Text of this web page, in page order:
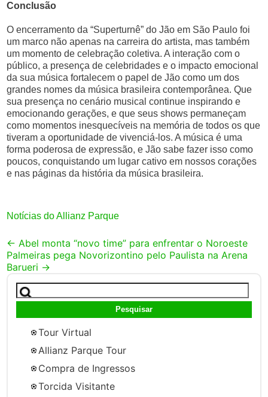
Conclusão
O encerramento da “Superturnê” do Jão em São Paulo foi
um marco não apenas na carreira do artista, mas também
um momento de celebração coletiva. A interação com o
público, a presença de celebridades e o impacto emocional
da sua música fortalecem o papel de Jão como um dos
grandes nomes da música brasileira contemporânea. Que
sua presença no cenário musical continue inspirando e
emocionando gerações, e que seus shows permaneçam
como momentos inesquecíveis na memória de todos os que
tiveram a oportunidade de vivenciá-los. A música é uma
forma poderosa de expressão, e Jão sabe fazer isso como
poucos, conquistando um lugar cativo em nossos corações
e nas páginas da história da música brasileira.
Notícias do Allianz Parque
Post
navigation
← Abel monta “novo time” para enfrentar o Noroeste
Palmeiras pega Novorizontino pelo Paulista na Arena
Barueri →
Pesquisar
por:
Tour Virtual
Allianz Parque Tour
Compra de Ingressos
Torcida Visitante